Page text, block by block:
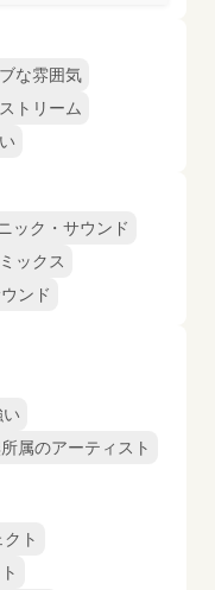
な雰囲気
トリーム
ック・サウンド
ックス
ンド
属のアーティスト
ト